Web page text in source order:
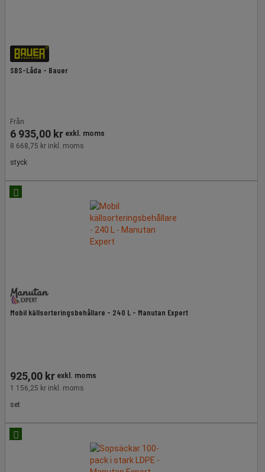
SBS-Låda - Bauer
Från
6 935,00 kr exkl. moms
8 668,75 kr inkl. moms
styck
Mobil källsorteringsbehållare - 240 L - Manutan Expert
925,00 kr exkl. moms
1 156,25 kr inkl. moms
set